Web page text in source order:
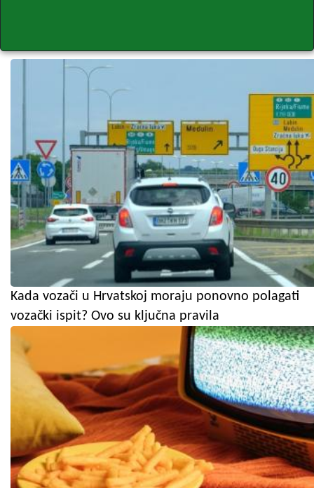
Kada vozači u Hrvatskoj moraju ponovno polagati
vozački ispit? Ovo su ključna pravila